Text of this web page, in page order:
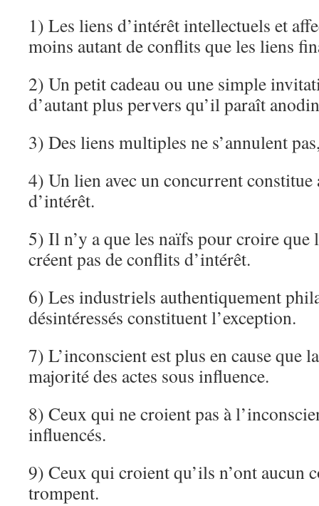
1) Les liens d’intérêt intellectuels et
moins autant de conflits que les liens
2) Un petit cadeau ou une simple
d’autant plus pervers qu’il paraît
3) Des liens multiples ne s’annulent
4) Un lien avec un concurrent
d’intérêt.
5) Il n’y a que les naïfs pour croire que
créent pas de conflits d’intérêt.
6) Les industriels authentiquement
désintéressés constituent l’exception.
7) L’inconscient est plus en cause que
majorité des actes sous influence.
8) Ceux qui ne croient pas à
influencés.
9) Ceux qui croient qu’ils n’ont aucun
trompent.